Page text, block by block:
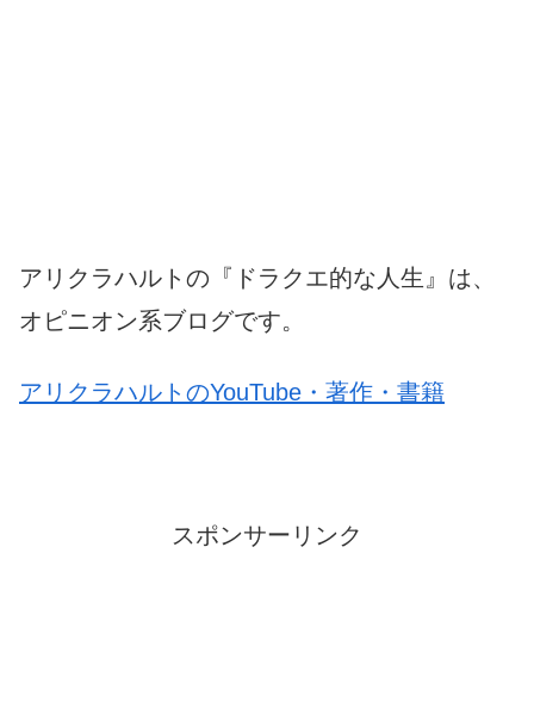
アリクラハルトの『ドラクエ的な人生』は、
オピニオン系ブログです。
アリクラハルトのYouTube・著作・書籍
スポンサーリンク